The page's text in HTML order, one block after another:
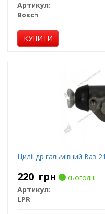
Артикул:
Bosch
КУПИТИ
Циліндр гальмівний Ваз
220 грн
сьогодні
Артикул:
LPR